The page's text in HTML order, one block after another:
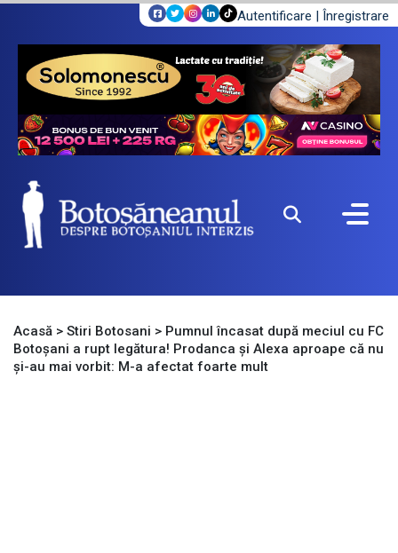
Autentificare | Înregistrare
Acasă > Stiri Botosani > Pumnul încasat după meciul cu FC
Botoșani a rupt legătura! Prodanca și Alexa aproape că nu
și-au mai vorbit: M-a afectat foarte mult